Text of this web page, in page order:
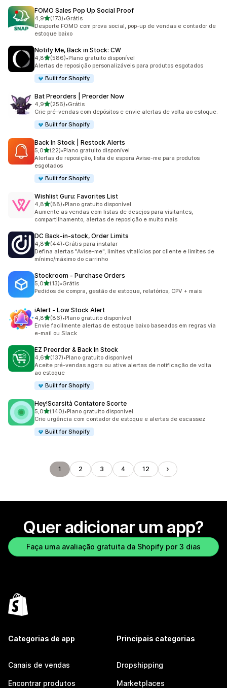
FOMO Sales Pop Up Social Proof
4,9de 5 estrelas
(173)
173 avaliações ao todo
•Grátis
Desperte FOMO com prova social, pop-up de vendas e contador de
estoque baixo
Notify Me, Back in Stock: CW
4,8de 5 estrelas
(586)
586 avaliações ao todo
•Plano gratuito disponível
Alertas de reposição personalizáveis para produtos esgotados
Built for Shopify
Bat Preorders | Preorder Now
4,9de 5 estrelas
(256)
256 avaliações ao todo
•Grátis
Crie pré-vendas com depósitos e envie alertas de volta ao estoque.
Built for Shopify
Back In Stock | Restock Alerts
5,0de 5 estrelas
(22)
22 avaliações ao todo
•Plano gratuito disponível
Alertas de reposição, lista de espera Avise-me para produtos
esgotados
Built for Shopify
Wishlist Guru: Favorites List
4,8de 5 estrelas
(88)
88 avaliações ao todo
•Plano gratuito disponível
Aumente as vendas com listas de desejos para visitantes,
compartilhamento, alertas de reposição e muito mais
DC Back‑in‑stock, Order Limits
4,8de 5 estrelas
(44)
44 avaliações ao todo
•Grátis para instalar
Defina alertas "Avise-me", limites vitalícios por cliente e limites de
mínimo/máximo do carrinho
Stockroom ‑ Purchase Orders
5,0de 5 estrelas
(13)
13 avaliações ao todo
•Grátis
Pedidos de compra, gestão de estoque, relatórios, CPV + mais
iAlert ‑ Low Stock Alert
4,8de 5 estrelas
(86)
86 avaliações ao todo
•Plano gratuito disponível
Envie facilmente alertas de estoque baixo baseados em regras via
e-mail ou Slack
EZ Preorder & Back In Stock
4,6de 5 estrelas
(137)
137 avaliações ao todo
•Plano gratuito disponível
Aceite pré-vendas agora ou ative alertas de notificação de volta
ao estoque
Built for Shopify
Hey!Scarsità Contatore Scorte
5,0de 5 estrelas
(140)
140 avaliações ao todo
•Plano gratuito disponível
Crie urgência com contador de estoque e alertas de escassez
Built for Shopify
1 2 3 4 12
Quer adicionar um app?
Faça uma avaliação gratuita da Shopify por 3 dias
Categorias de app
Canais de vendas
Encontrar produtos
Principais categorias
Dropshipping
Marketplaces